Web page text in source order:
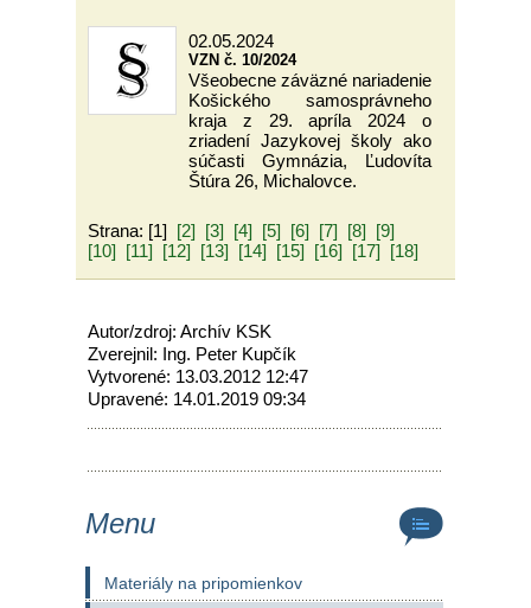
02.05.2024
VZN č. 10/2024
Všeobecne záväzné nariadenie
Košického samosprávneho
kraja z 29. apríla 2024 o
zriadení Jazykovej školy ako
súčasti Gymnázia, Ľudovíta
Štúra 26, Michalovce.
Strana: [1] [2] [3] [4] [5] [6] [7] [8] [9]
[10] [11] [12] [13] [14] [15] [16] [17] [18]
Autor/zdroj: Archív KSK
Zverejnil: Ing. Peter Kupčík
Vytvorené: 13.03.2012 12:47
Upravené: 14.01.2019 09:34
Menu
Materiály na pripomienkov